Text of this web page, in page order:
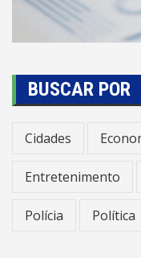
BUSCAR POR
Cidades
Entretenimento
Polícia Política